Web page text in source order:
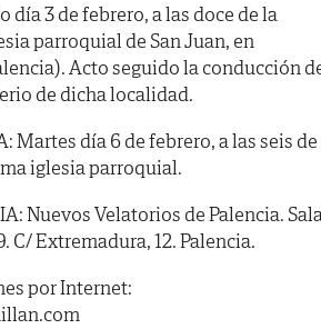
día 3 de febrero, a las doce de la
parroquial de San Juan, en
Acto seguido la conducción
de dicha localidad.
Martes día 6 de febrero, a las seis de
iglesia parroquial.
Nuevos Velatorios de Palencia.
C/ Extremadura, 12. Palencia.
por Internet: